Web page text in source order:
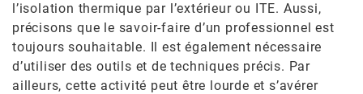
l’isolation thermique par l’extérieur ou ITE. Aussi,
précisons que le savoir-faire d’un professionnel est
toujours souhaitable. Il est également nécessaire
d’utiliser des outils et de techniques précis. Par
ailleurs, cette activité peut être lourde et s’avérer